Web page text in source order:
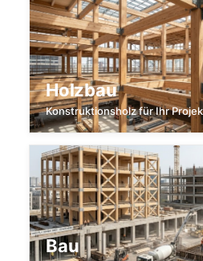
Holzbau
Konstruktionsholz für Ihr
Bau